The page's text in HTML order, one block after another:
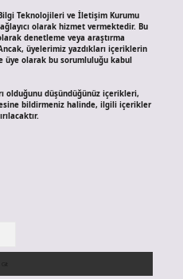
Teknolojileri ve İletişim Kurumu
olarak hizmet vermektedir. Bu
denetleme veya araştırma
üyelerimiz yazdıkları içeriklerin
üye olarak bu sorumluluğu kabul
olduğunu düşündüğünüz içerikleri,
bildirmeniz halinde, ilgili içerikler